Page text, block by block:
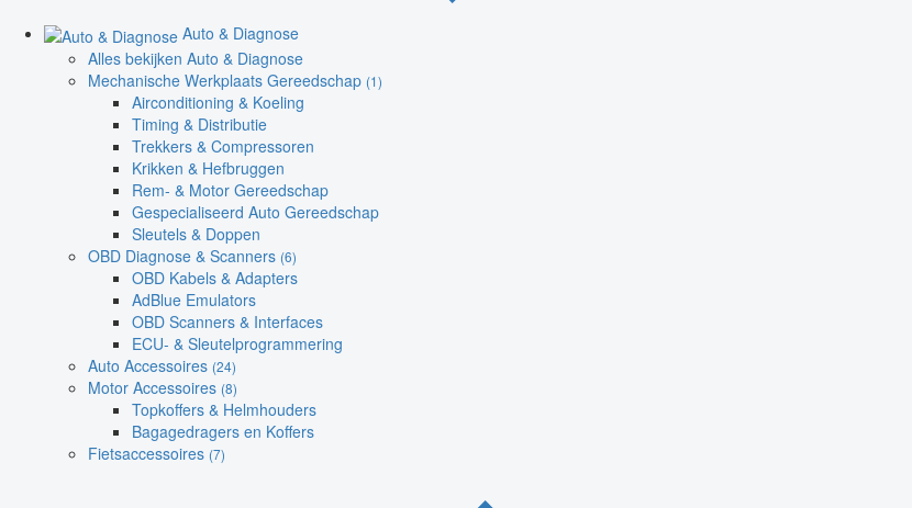
Auto & Diagnose
Alles bekijken Auto & Diagnose
Mechanische Werkplaats Gereedschap (1)
Airconditioning & Koeling
Timing & Distributie
Trekkers & Compressoren
Krikken & Hefbruggen
Rem- & Motor Gereedschap
Gespecialiseerd Auto Gereedschap
Sleutels & Doppen
OBD Diagnose & Scanners (6)
OBD Kabels & Adapters
AdBlue Emulators
OBD Scanners & Interfaces
ECU- & Sleutelprogrammering
Auto Accessoires (24)
Motor Accessoires (8)
Topkoffers & Helmhouders
Bagagedragers en Koffers
Fietsaccessoires (7)